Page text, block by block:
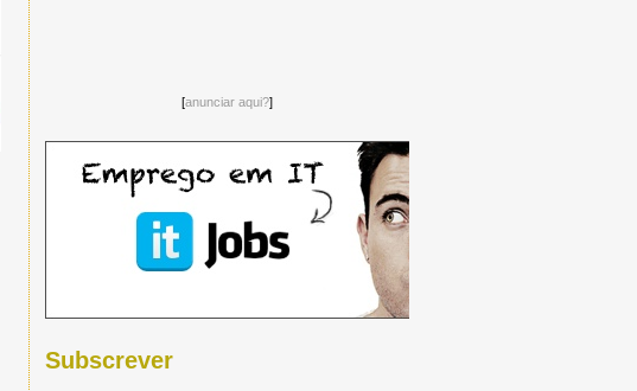
[anunciar aqui?]
Subscrever